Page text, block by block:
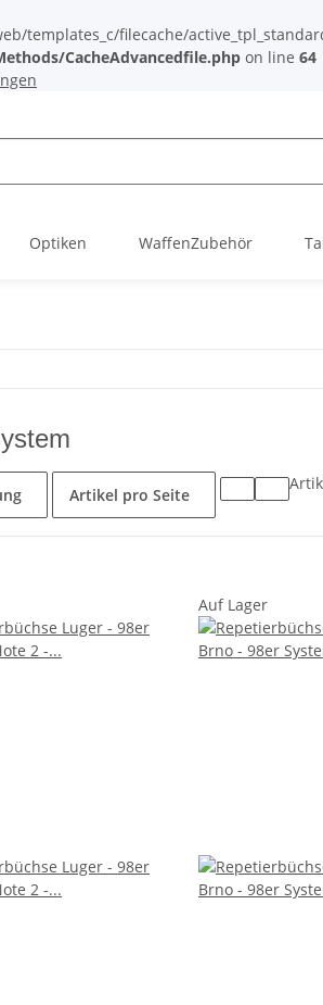
templates_c/filecache/
CacheAdvancedfile.php on line 64
Optiken WaffenZubehör
Artikel pro Seite
Auf Lager